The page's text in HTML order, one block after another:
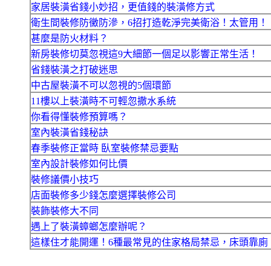
家居裝潢省錢小妙招，更值錢的裝潢修方式
衛生間裝修防黴防滲，6招打造乾淨完美衛浴！太管用！
甚麼是防火材料？
新房裝修切莫忽視這9大細節一個足以影響正常生活！
省錢裝潢之打破迷思
中古屋裝潢不可以忽視的5個環節
11樓以上裝潢時不可輕忽撒水系統
你看得懂裝修預算嗎？
室內裝潢省錢秘訣
春季裝修正當時 臥室裝修禁忌要點
室內設計裝修如何比價
裝修議價小技巧
店面裝修多少錢怎麼選擇裝修公司
裝飾裝修大不同
遇上了裝潢蟑螂怎麼辦呢？
這樣住才能開運！6種最常見的住家格局禁忌，床頭靠廁